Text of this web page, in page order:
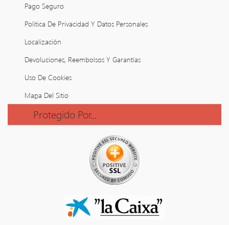
Pago Seguro
Politica De Privacidad Y Datos Personales
Localización
Devoluciones, Reembolsos Y Garantías
Uso De Cookies
Mapa Del Sitio
Protegido Por...